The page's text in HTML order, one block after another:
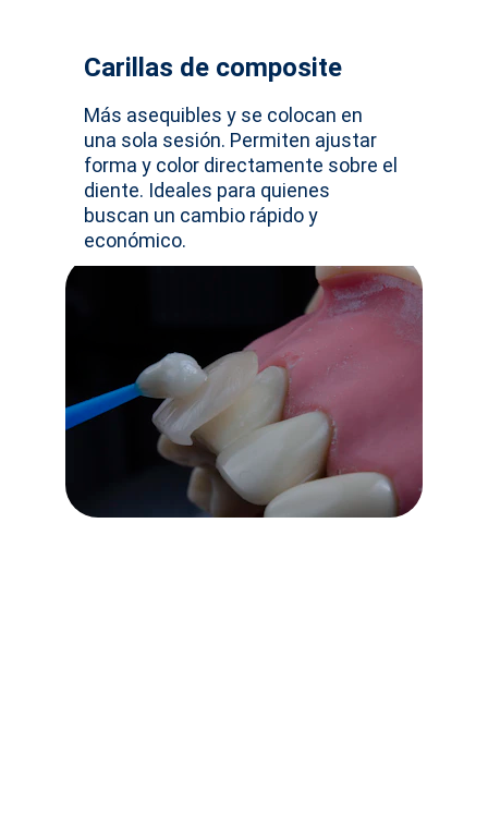
Carillas de composite
Más asequibles y se colocan en
una sola sesión. Permiten ajustar
forma y color directamente sobre el
diente. Ideales para quienes
buscan un cambio rápido y
económico.